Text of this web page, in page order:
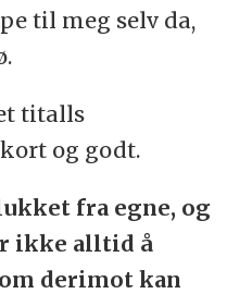
til meg selv da,
titalls
og godt.
fra egne, og
ikke alltid å
derimot kan